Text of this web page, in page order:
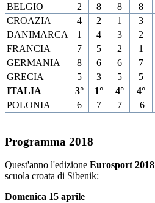
BELGIO
2 8 8 8
CROAZIA
4 2 1 3
DANIMARCA
1 4 3 2
FRANCIA
7 5 2 1
GERMANIA
8 6 6 7
GRECIA
5 3 5 5
ITALIA
3° 1° 4° 4°
POLONIA
6 7 7 6
Programma 2018
Quest'anno l'edizione Eurosport 2018
scuola croata di Sibenik:
Domenica 15 aprile